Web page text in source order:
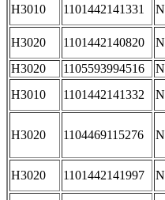
H3010 1101442141331 N
H3020 1101442140820
N
H3020
1105593994516
N
H3010
1101442141332 N
H3020 1104469115276 N
H3020 1101442141997 N